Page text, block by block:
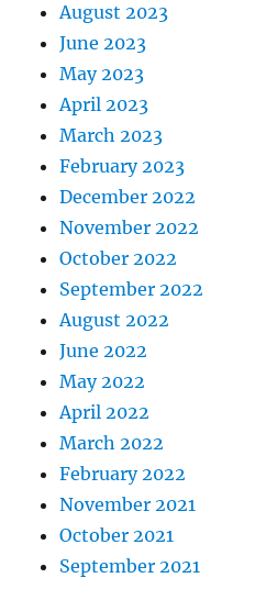
August 2023
June 2023
May 2023
April 2023
March 2023
February 2023
December 2022
November 2022
October 2022
September 2022
August 2022
June 2022
May 2022
April 2022
March 2022
February 2022
November 2021
October 2021
September 2021